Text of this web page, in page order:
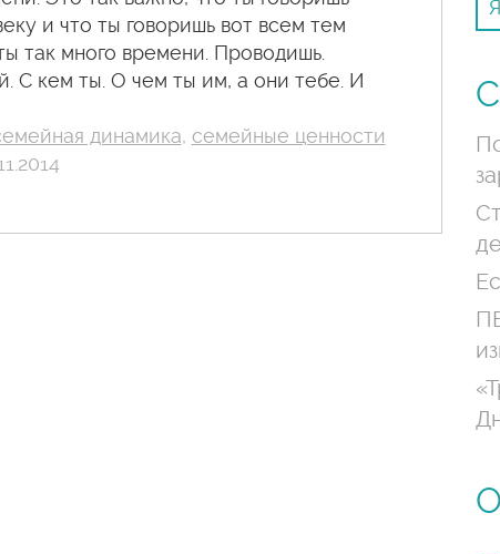
и что ты говоришь вот всем тем
так много времени. Проводишь.
С кем ты. О чем ты им, а они тебе. И
динамика, семейные ценности